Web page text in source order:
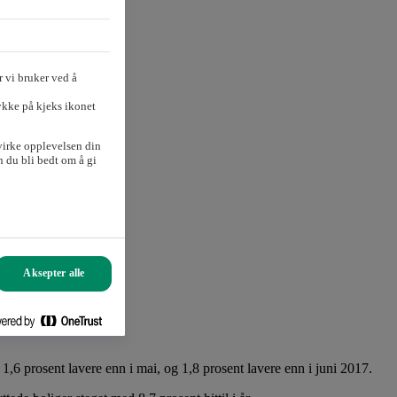
prosent lavere enn i mai, og 1,8 prosent lavere enn i juni 2017.
vi bruker ved å
på kjeks ikonet
opplevelsen din
du bli bedt om å gi
Aksepter alle